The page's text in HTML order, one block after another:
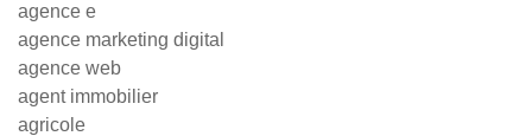
agence e
agence marketing digital
agence web
agent immobilier
agricole